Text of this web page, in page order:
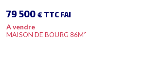
79 500 € TTC FAI
A vendre
MAISON DE BOURG 86M²